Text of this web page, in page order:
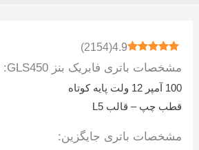
4.9
(
2154
)
مشخصات باتری فابریک بنز GLS450:
100 آمپر 12 ولت پایه کوتاه
قطب چپ – قالب L5
مشخصات باتری جایگزین: